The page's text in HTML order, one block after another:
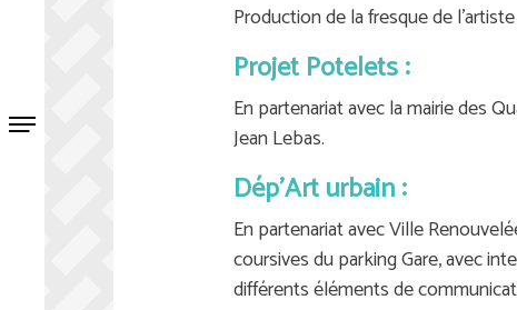
Production de la fresque de
Projet Potelets :
En partenariat avec la mairie des
Jean Lebas.
Dép'Art urbain :
En partenariat avec Ville
coursives du parking Gare, avec
différents éléments de